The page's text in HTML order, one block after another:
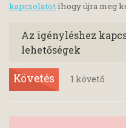
kapcsolatotihogy újra meg
Az igényléshez
lehetőségek
Követés 1 követő